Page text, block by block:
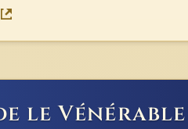
le Vénérable